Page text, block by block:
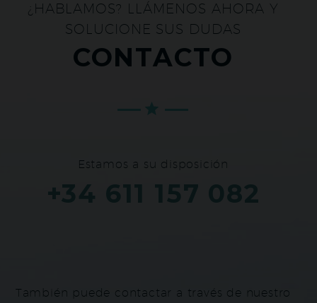
¿HABLAMOS? LLÁMENOS AHORA Y
SOLUCIONE SUS DUDAS
CONTACTO
Estamos a su disposición
+34 611 157 082
También puede contactar a través de nuestro